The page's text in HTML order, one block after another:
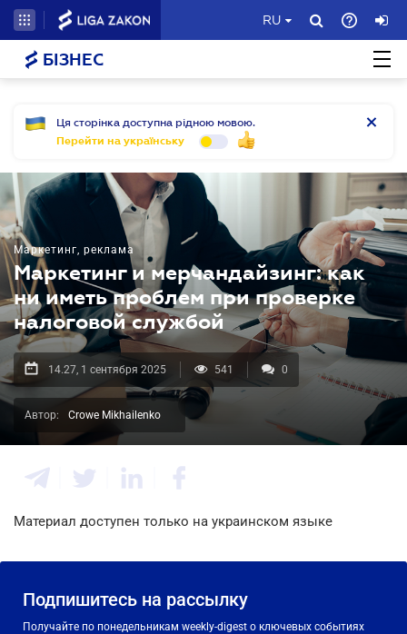
RU
БІЗНЕС
Ця сторінка доступна рідною мовою.
Перейти на українську
Маркетинг, реклама
Маркетинг и мерчандайзинг: как
ни иметь проблем при проверке
налоговой службой
14.27, 1 сентября 2025 541 0
Автор: Crowe Mikhailenko
Материал доступен только на украинском языке
Подпишитесь на рассылку
Получайте по понедельникам weekly-digest о ключевых событиях